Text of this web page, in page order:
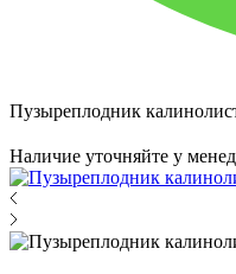
Пузыреплодник
Наличие уточняйте у